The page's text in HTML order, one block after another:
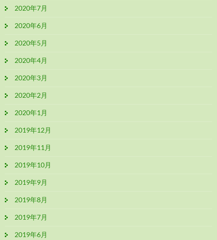
2020年7月
2020年6月
2020年5月
2020年4月
2020年3月
2020年2月
2020年1月
2019年12月
2019年11月
2019年10月
2019年9月
2019年8月
2019年7月
2019年6月